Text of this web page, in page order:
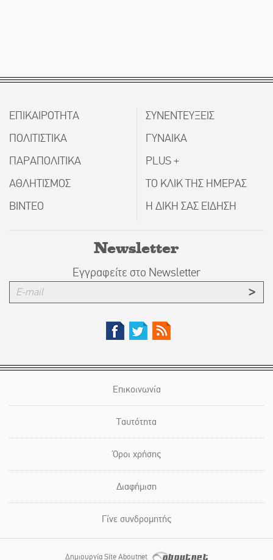
ΕΠΙΚΑΙΡΟΤΗΤΑ
ΠΟΛΙΤΙΣΤΙΚΑ
ΠΑΡΑΠΟΛΙΤΙΚΑ
ΑΘΛΗΤΙΣΜΟΣ
ΒΙΝΤΕΟ
ΣΥΝΕΝΤΕΥΞΕΙΣ
ΓΥΝΑΙΚΑ
PLUS +
ΤΟ ΚΛΙΚ ΤΗΣ ΗΜΕΡΑΣ
Η ΔΙΚΗ ΣΑΣ ΕΙΔΗΣΗ
Newsletter
Εγγραφείτε στο Newsletter
Επικοινωνία
Ταυτότητα
Όροι χρήσης
Διαφήμιση
Γίνε συνδρομητής
Δημιουργία Site Aboutnet